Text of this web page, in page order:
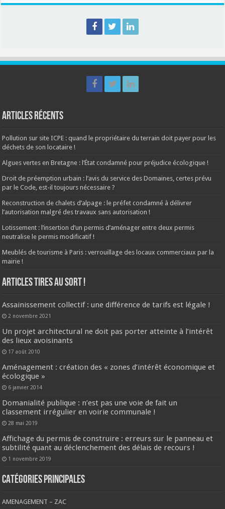
Articles récents
Pollution sur site ICPE : quand le propriétaire du terrain doit payer pour les
déchets de son locataire !
Algues vertes en Bretagne : l’État condamné pour préjudice écologique !
Droit de préemption urbain : l’avis du service des Domaines, certes prévu
par le Code, est-il toujours nécessaire ?
Reconstruction de chalets d’alpage : le préfet condamné à délivrer
l’autorisation malgré des travaux sans autorisation !
Lotissement : l’insertion d’un permis d’aménager entre deux permis
neutralise le permis modificatif !
Meublés de tourisme à Paris : verrouillage des locaux commerciaux par la
mairie !
ARTICLES TIRES AU SORT !
Assainissement collectif : une différence de tarifs est légale !
2 novembre 2021
Un projet architectural ne doit pas porter atteinte à l’intérêt
des lieux avoisinants
17 août 2010
Aménagement : création des « zones d’intérêt économique et
écologique »
6 janvier 2014
Domanialité publique : n’est pas une voie de fait un
classement irrégulier en voirie communale !
28 mai 2019
Affichage du permis de construire : erreurs sur le panneau et
subtilité quant au déclenchement des délais de recours !
1 novembre 2019
CATÉGORIES PRINCIPALES
AMENAGEMENT – ZAC